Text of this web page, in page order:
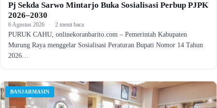
Pj Sekda Sarwo Mintarjo Buka Sosialisasi Perbup PJPK
2026–2030
6 Agustus 2026 · 2 menit baca
PURUK CAHU, onlinekoranbarito.com – Pemerintah Kabupaten
Murung Raya menggelar Sosialisasi Peraturan Bupati Nomor 14 Tahun
2026…
BANJARMASIN